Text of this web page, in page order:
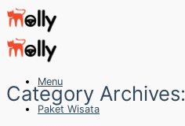
Skip
to
content
Menu
Paket Wisata
Category Archives: